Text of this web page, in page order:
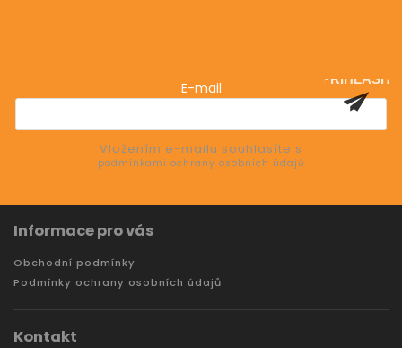
E-mail
Vložením e-mailu souhlasíte s
podmínkami ochrany osobních údajů
PŘIHLÁSIT
Informace pro vás
Obchodní podmínky
Podmínky ochrany osobních údajů
Kontakt